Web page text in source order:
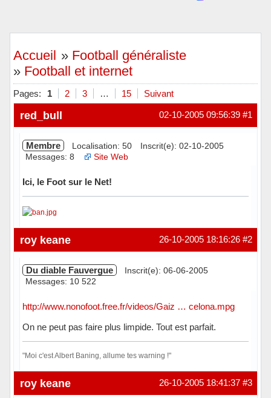
Accueil » Football généraliste
» Football et internet
Pages: 1 2 3 … 15 Suivant
#1
02-10-2005 09:56:39
red_bull
Membre Localisation: 50
Inscrit(e): 02-10-2005
Messages: 8
Site Web
Ici, le Foot sur le Net!
Hors ligne #2
26-10-2005 18:16:26
roy keane
Du diable Fauvergue
Inscrit(e): 06-06-2005
Messages: 10 522
http://www.nonofoot.free.fr/videos/Gaiz … celona.mpg
On ne peut pas faire plus limpide. Tout est parfait.
"Moi c'est Albert Baning, allume tes warning !"
Hors ligne #3
26-10-2005 18:41:37
roy keane